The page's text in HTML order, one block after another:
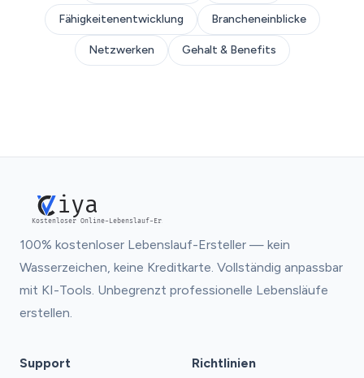
Fähigkeitenentwicklung Brancheneinblicke
Netzwerken Gehalt & Benefits
iya
Kostenloser Online-Lebenslauf-Ersteller
100% kostenloser Lebenslauf-Ersteller — kein
Wasserzeichen, keine Kreditkarte. Vollständig anpassbar
mit KI-Tools. Unbegrenzt professionelle Lebensläufe
erstellen.
Support Richtlinien